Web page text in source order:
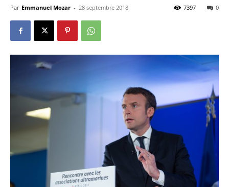
Par Emmanuel Mozar - 28 septembre 2018 0
7397